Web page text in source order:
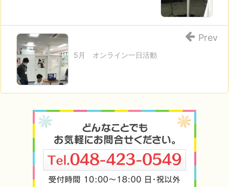
5月 オンライン一日活動
Prev